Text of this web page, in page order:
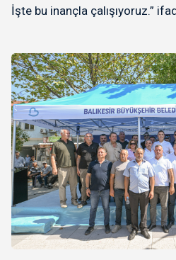
İşte bu inançla çalışıyoruz.”